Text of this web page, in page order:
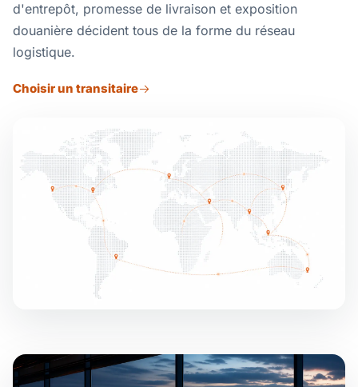
d'entrepôt, promesse de livraison et exposition
douanière décident tous de la forme du réseau
logistique.
Choisir un transitaire